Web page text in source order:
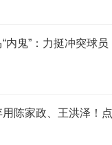
内鬼”：力挺冲突球
用陈家政、王洪泽！